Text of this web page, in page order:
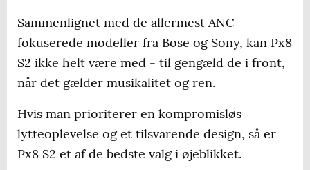
Sammenlignet med de allermest ANC-
fokuserede modeller fra Bose og Sony, kan Px8
S2 ikke helt være med - til gengæld de i front,
når det gælder musikalitet og ren.
Hvis man prioriterer en kompromisløs
lytteoplevelse og et tilsvarende design, så er
Px8 S2 et af de bedste valg i øjeblikket.